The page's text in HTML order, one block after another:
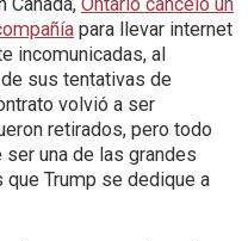
para llevar internet
incomunicadas, al
sus tentativas de
volvió a ser
retirados, pero todo
una de las grandes
Trump se dedique a